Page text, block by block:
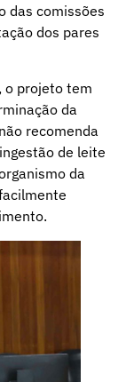
das comissões
dos pares
o projeto tem
da
recomenda
de leite
da